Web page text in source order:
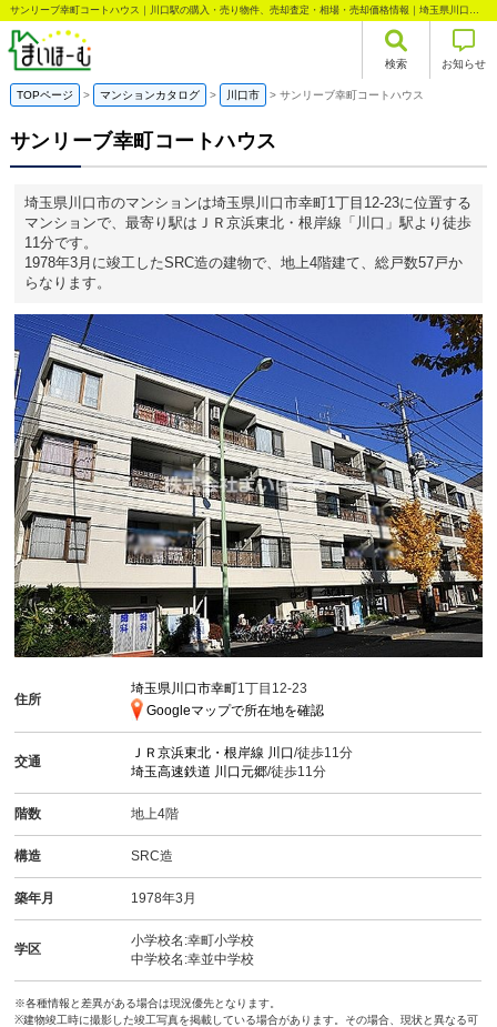
サンリーブ幸町コートハウス｜川口駅の購入・売り物件、売却査定・相場・売却価格情報｜埼玉県川口市幸町1丁目のマンション情報｜まいほーむ
検索 お知らせ
TOPページ マンションカタログ 川口市 サンリーブ幸町コートハウス
サンリーブ幸町コートハウス
埼玉県川口市のマンションは埼玉県川口市幸町1丁目12-23に位置する
マンションで、最寄り駅はＪＲ京浜東北・根岸線「川口」駅より徒歩
11分です。
1978年3月に竣工したSRC造の建物で、地上4階建て、総戸数57戸か
らなります。
住所
埼玉県川口市幸町1丁目12-23
Googleマップで所在地を確認
交通
ＪＲ京浜東北・根岸線 川口/徒歩11分
埼玉高速鉄道 川口元郷/徒歩11分
階数 地上4階
構造 SRC造
築年月 1978年3月
学区
小学校名:幸町小学校
中学校名:幸並中学校
※各種情報と差異がある場合は現況優先となります。
※建物竣工時に撮影した竣工写真を掲載している場合があります。その場合、現状と異なる可